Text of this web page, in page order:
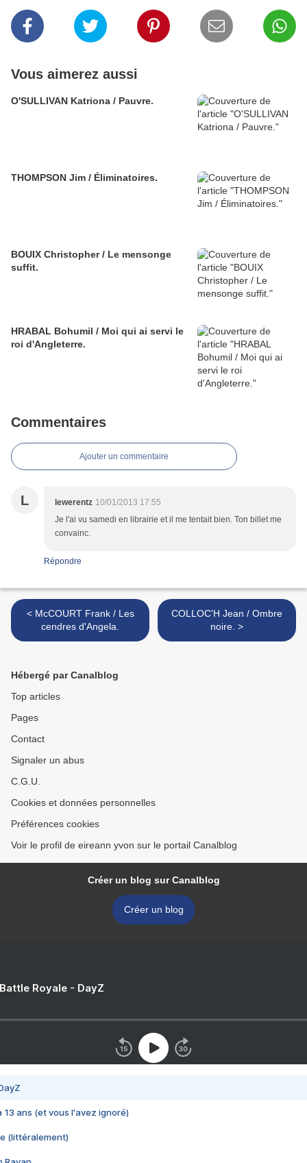
Vous aimerez aussi
O'SULLIVAN Katriona / Pauvre.
THOMPSON Jim / Éliminatoires.
BOUIX Christopher / Le mensonge
suffit.
HRABAL Bohumil / Moi qui ai servi le
roi d'Angleterre.
Commentaires
Ajouter un commentaire
L lewerentz 10/01/2013 17:55
Je l'ai vu samedi en librairie et il me tentait bien. Ton billet me
convainc.
Répondre
< McCOURT Frank / Les
cendres d'Angela.
COLLOC'H Jean / Ombre
noire. >
Hébergé par Canalblog
Top articles
Pages
Contact
Signaler un abus
C.G.U.
Cookies et données personnelles
Préférences cookies
Voir le profil de eireann yvon sur le portail Canalblog
Créer un blog sur Canalblog
Créer un blog
Royale - DayZ
13 ans (et vous l'avez ignoré)
(littéralement)